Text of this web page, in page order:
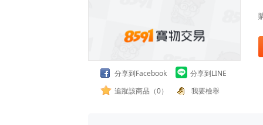
分享到Facebook
分享到LINE
追蹤該商品（0）
我要檢舉